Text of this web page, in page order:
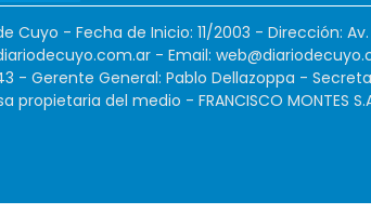
Cuyo - Fecha de Inicio: 11/2003 - Dirección:
- Email:
- Gerente General: Pablo Dellazoppa -
propietaria del medio - FRANCISCO MONTES